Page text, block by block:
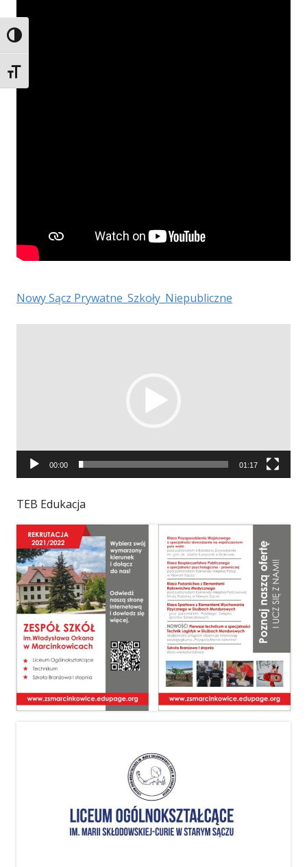
Przełącz wysoki kontrast
Zmień rozmiar czcionek
Nowy Sącz Prywatne_Szkoły_Niepubliczne
00:00 01:17
TEB Edukacja